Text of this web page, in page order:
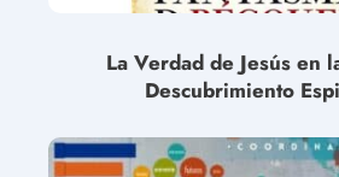
La Verdad de Jesús en
Descubrimiento